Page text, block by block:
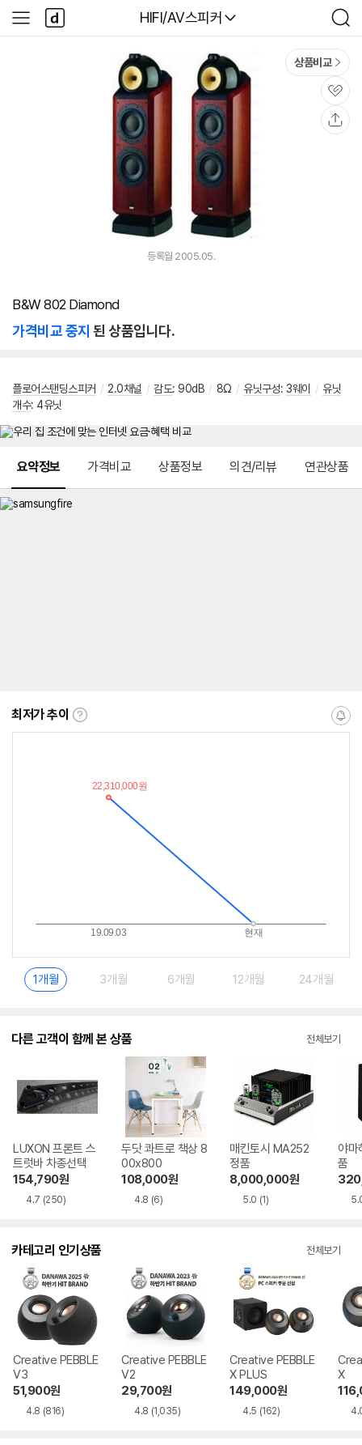
다나와
HIFI/AV스피커
검
색
사
이
다
나
와
상품비교
관
심
등록월 2005.05.
B&W 802 Diamond
가격비교 중지 된 상품입니다.
플로어스탠딩스피커 / 2.0채널 / 감도: 90dB / 8Ω / 유닛구성: 3웨이 / 유닛
개수: 4유닛
요약정보 가격비교 상품정보 의견/리뷰 연관상품
최저가 추이
최
알
1개월 3개월 6개월 12개월 24개월
다른 고객이 함께 본 상품 전체보기
LUXON 프론트 스
트럿바 차종선택
154,790원
4.7 (250)
두닷 콰트로 책상 8
00x800
108,000원
4.8 (6)
매킨토시 MA252
정품
8,000,000원
5.0 (1)
야마
품
카테고리 인기상품 전체보기
Creative PEBBLE
V3
51,900원
4.8 (816)
Creative PEBBLE
V2
29,700원
4.8 (1,035)
Creative PEBBLE
X PLUS
149,000원
4.5 (162)
X